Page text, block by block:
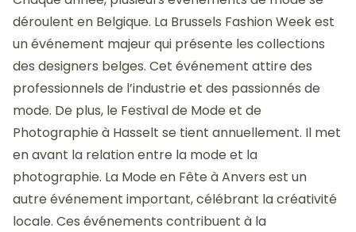
déroulent en Belgique. La Brussels Fashion Week est
un événement majeur qui présente les collections
des designers belges. Cet événement attire des
professionnels de l’industrie et des passionnés de
mode. De plus, le Festival de Mode et de
Photographie à Hasselt se tient annuellement. Il met
en avant la relation entre la mode et la
photographie. La Mode en Fête à Anvers est un
autre événement important, célébrant la créativité
locale. Ces événements contribuent à la